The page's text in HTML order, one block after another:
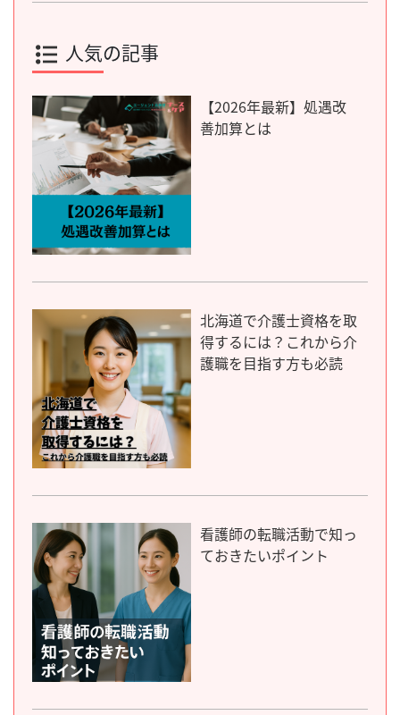
人気の記事
【2026年最新】処遇改
善加算とは
北海道で介護士資格を取
得するには？これから介
護職を目指す方も必読
看護師の転職活動で知っ
ておきたいポイント